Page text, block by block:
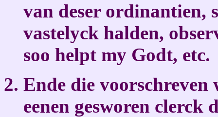
van deser ordinantien,
vastelyck halden,
soo helpt my Godt, etc.
Ende die voorschreven
eenen gesworen clerck